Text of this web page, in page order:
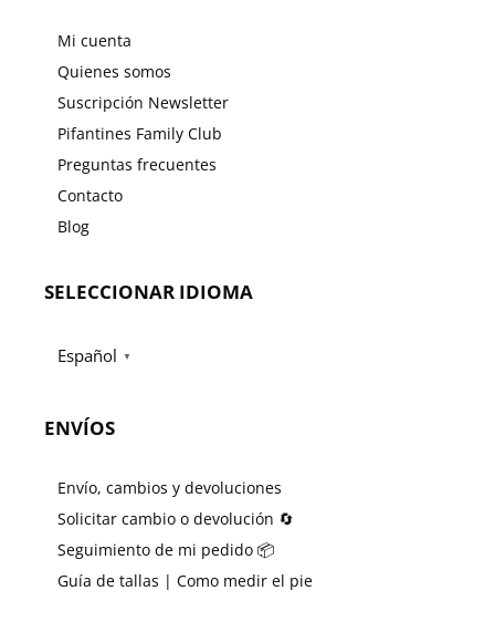
Mi cuenta
Quienes somos
Suscripción Newsletter
Pifantines Family Club
Preguntas frecuentes
Contacto
Blog
SELECCIONAR IDIOMA
Español ▼
ENVÍOS
Envío, cambios y devoluciones
Solicitar cambio o devolución 🔄
Seguimiento de mi pedido 📦
Guía de tallas | Como medir el pie